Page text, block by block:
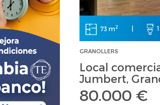
73 m2
GRANOLLERS
Local
Jumbert,
80.000 €